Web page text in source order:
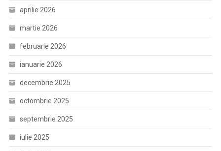
aprilie 2026
martie 2026
februarie 2026
ianuarie 2026
decembrie 2025
octombrie 2025
septembrie 2025
iulie 2025